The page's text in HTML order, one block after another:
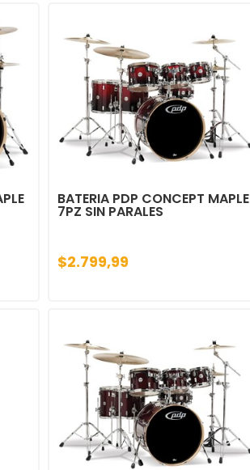
BATERIA PDP CONCEPT MAPLE
7PZ SIN PARALES
$2.799,99